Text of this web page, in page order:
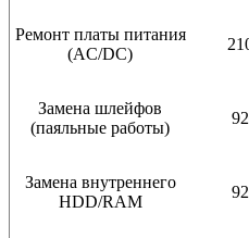
Ремонт платы питания
(AC/DC)
Замена шлейфов
(паяльные работы)
Замена внутреннего
HDD/RAM